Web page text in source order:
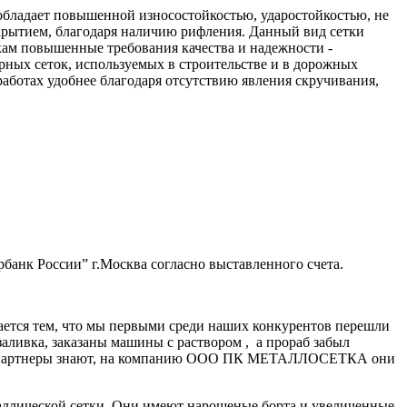
повышенной износостойкостью, ударостойкостью, не
благодаря наличию рифления. Данный вид сетки
повышенные требования качества и надежности -
сеток, используемых в строительстве и в дорожных
удобнее благодаря отсутствию явления скручивания,
России” г.Москва согласно выставленного счета.
тем, что мы первыми среди наших конкурентов перешли
заказаны машины с раствором , а прораб забыл
партнеры знают, на компанию ООО ПК МЕТАЛЛОСЕТКА они